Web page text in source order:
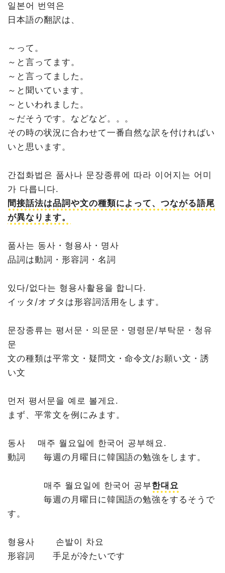
일본어 번역은
日本語の翻訳は、
～って。
～と言ってます。
～と言ってました。
～と聞いています。
～といわれました。
～だそうです。などなど。。。
その時の状況に合わせて一番自然な訳を付ければい
いと思います。
간접화법은 품사나 문장종류에 따라 이어지는 어미
가 다릅니다.
間接話法は品詞や文の種類によって、つながる語尾
が異なります。
품사는 동사・형용사・명사
品詞は動詞・形容詞・名詞
있다/없다는 형용사활용을 합니다.
イッタ/オㇷ゚タは形容詞活用をします。
문장종류는 평서문・의문문・명령문/부탁문・청유
문
文の種類は平常文・疑問文・命令文/お願い文・誘
い文
먼저 평서문을 예로 볼게요.
まず、平常文を例にみます。
동사 매주 월요일에 한국어 공부해요.
動詞 毎週の月曜日に韓国語の勉強をします。
매주 월요일에 한국어 공부한대요
毎週の月曜日に韓国語の勉強をするそうで
す。
형용사 손발이 차요
形容詞 手足が冷たいです